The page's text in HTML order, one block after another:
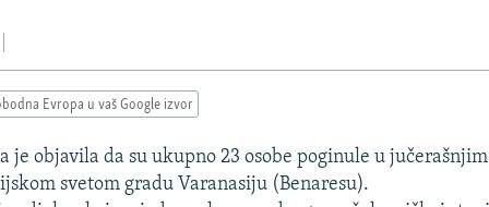
Evropa u vaš Google izvor
je objavila da su ukupno 23 osobe poginule u
svetom gradu Varanasiju (Benaresu).